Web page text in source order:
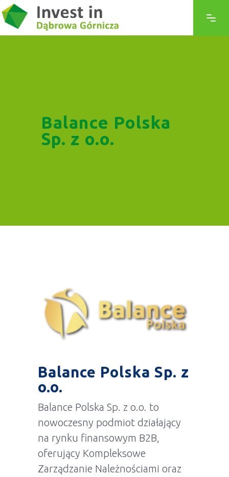
Balance Polska
Sp. z o.o.
Balance Polska Sp. z
o.o.
Balance Polska Sp. z o.o. to
nowoczesny podmiot działający
na rynku finansowym B2B,
oferujący Kompleksowe
Zarządzanie Należnościami oraz